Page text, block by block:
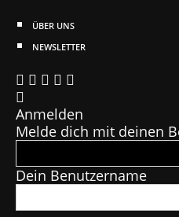
ÜBER UNS
NEWSLETTER
Anmelden
Melde dich mit deinen
Dein Benutzername